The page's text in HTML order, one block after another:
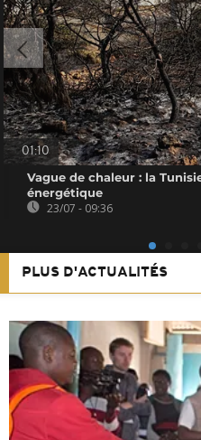
01:10
Vague de chaleur : la
énergétique
23/07 - 09:36
PLUS D'ACTUALITÉS